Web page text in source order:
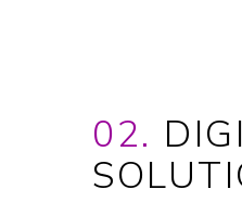
02.